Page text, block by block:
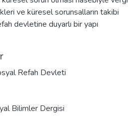
ve küresel sorunsalların takibi
devletine duyarlı bir yapı
Refah Devleti
Bilimler Dergisi